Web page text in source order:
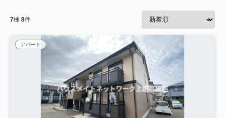
7棟 8件
アパート